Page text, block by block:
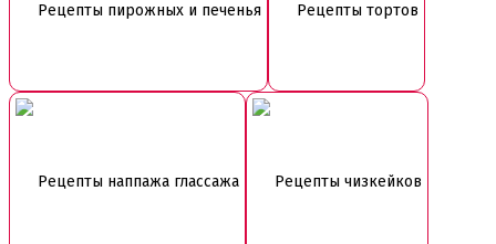
Рецепты пирожных и печенья Рецепты тортов
Рецепты наппажа глассажа Рецепты чизкейков